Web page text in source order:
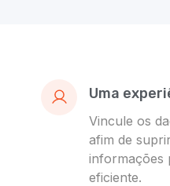
Uma
Vincule os
afim de
informações
eficiente.